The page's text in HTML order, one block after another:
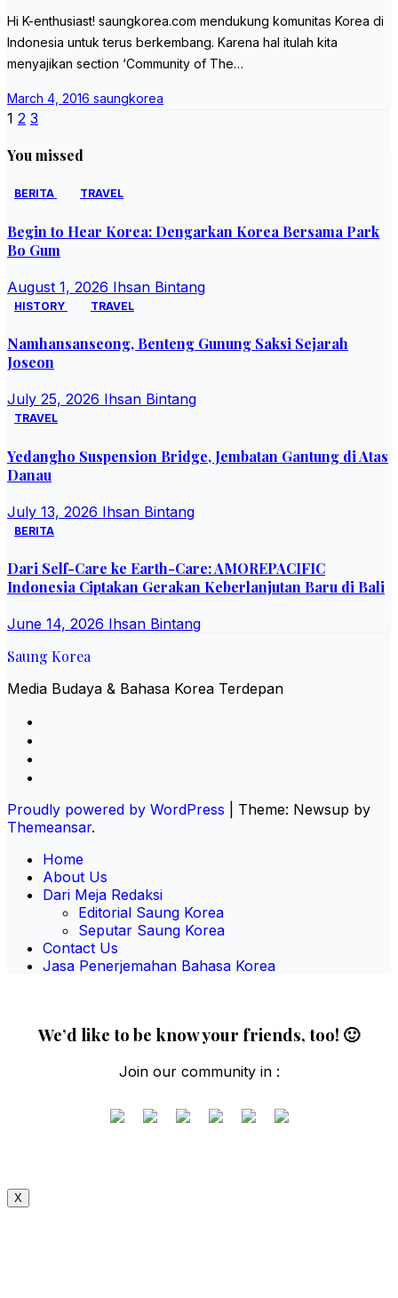
Hi K-enthusiast! saungkorea.com mendukung komunitas Korea di
Indonesia untuk terus berkembang. Karena hal itulah kita
menyajikan section ‘Community of The…
March 4, 2016 saungkorea
Posts
pagination
1 2 3
You missed
BERITA TRAVEL
Begin to Hear Korea: Dengarkan Korea Bersama Park
Bo Gum
August 1, 2026 Ihsan Bintang
HISTORY TRAVEL
Namhansanseong, Benteng Gunung Saksi Sejarah
Joseon
July 25, 2026 Ihsan Bintang
TRAVEL
Yedangho Suspension Bridge, Jembatan Gantung di Atas
Danau
July 13, 2026 Ihsan Bintang
BERITA
Dari Self-Care ke Earth-Care: AMOREPACIFIC
Indonesia Ciptakan Gerakan Keberlanjutan Baru di Bali
June 14, 2026 Ihsan Bintang
Saung Korea
Media Budaya & Bahasa Korea Terdepan
Proudly powered by WordPress
Theme: Newsup by
Themeansar.
Home
About Us
Dari Meja Redaksi
Editorial Saung Korea
Seputar Saung Korea
Contact Us
Jasa Penerjemahan Bahasa Korea
We’d like to be know your friends, too! 🙂
Join our community in :
X